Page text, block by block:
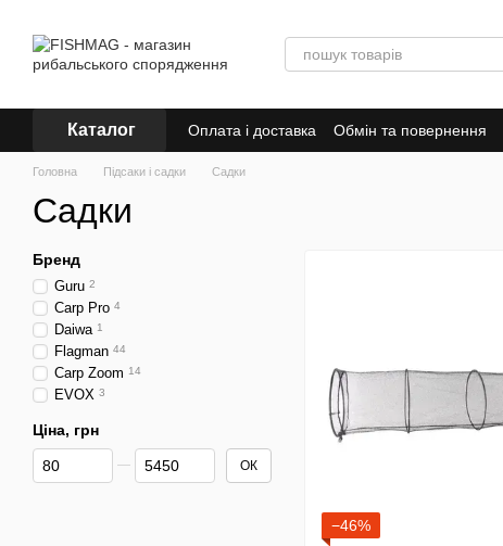
Каталог Оплата і доставка Обмін та повернення
Знижки
Головна Підсаки і садки Садки
Садки
−46%
Бренд
Guru 2
Carp Pro 4
Daiwa 1
Flagman 44
Carp Zoom 14
EVOX 3
Ціна, грн
Від Ціна, грн
До Ціна, грн ОК